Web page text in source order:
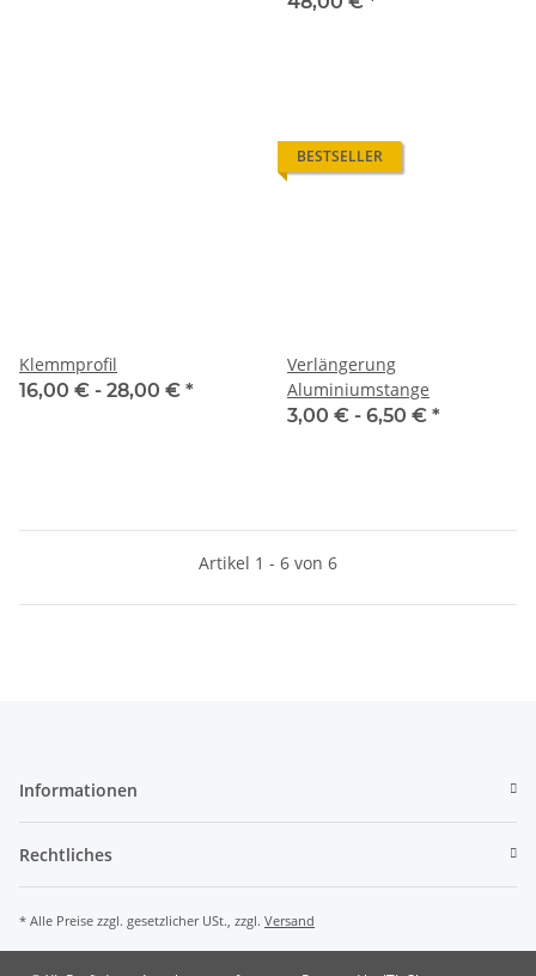
Klemmprofil
16,00 € - 28,00 € *
BESTSELLER
Verlängerung
Aluminiumstange
3,00 € - 6,50 € *
Artikel 1 - 6 von 6
Informationen
Rechtliches
* Alle Preise zzgl. gesetzlicher USt., zzgl. Versand